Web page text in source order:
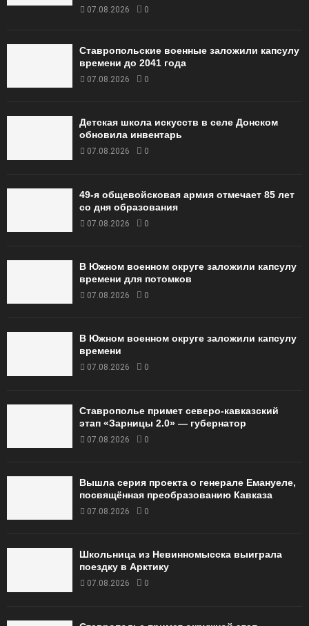
07.08.2026 0
Ставропольские военные заложили капсулу
времени до 2041 года
07.08.2026 0
Детская школа искусств в селе Донском
обновила инвентарь
07.08.2026 0
49‑я общевойсковая армия отмечает 85 лет
со дня образования
07.08.2026 0
В Южном военном округе заложили капсулу
времени для потомков
07.08.2026 0
В Южном военном округе заложили капсулу
времени
07.08.2026 0
Ставрополье примет северо-кавказский
этап «Зарницы 2.0» — губернатор
07.08.2026 0
Вышла серия проекта о генерале Емануеле,
посвящённая преобразованию Кавказа
07.08.2026 0
Школьница из Невинномысска выиграла
поездку в Арктику
07.08.2026 0